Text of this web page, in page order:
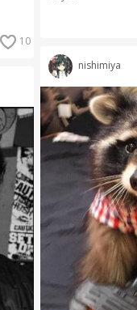
10
nishimiya